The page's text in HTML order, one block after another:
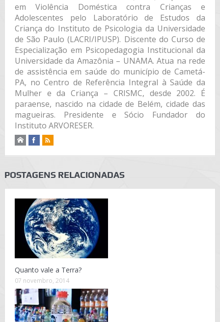
em Violência Doméstica contra Crianças e
Adolescentes pelo Laboratório de Estudos da
Criança do Instituto de Psicologia da Universidade
de São Paulo (LACRI/IPUSP). Discente do Curso de
Especialização em Psicopedagogia Institucional da
Universidade da Amazônia – UNAMA. Atua na rede
de assistência em saúde do município de Cametá-
PA, no Centro de Referência Integral à Saúde da
Mulher e da Criança – CRISMC, desde 2002. É
paraense, nascido na cidade de Belém, cidade das
magueiras. Presidente e Sócio Fundador do
Instituto ARVORESER.
POSTAGENS RELACIONADAS
Quanto vale a Terra?
07 novembro, 2014